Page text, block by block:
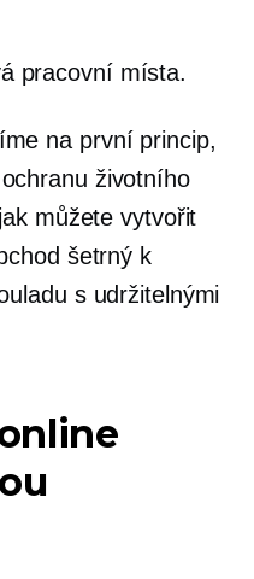
pracovní místa.
na první princip,
životního
můžete vytvořit
šetrný k
s udržitelnými